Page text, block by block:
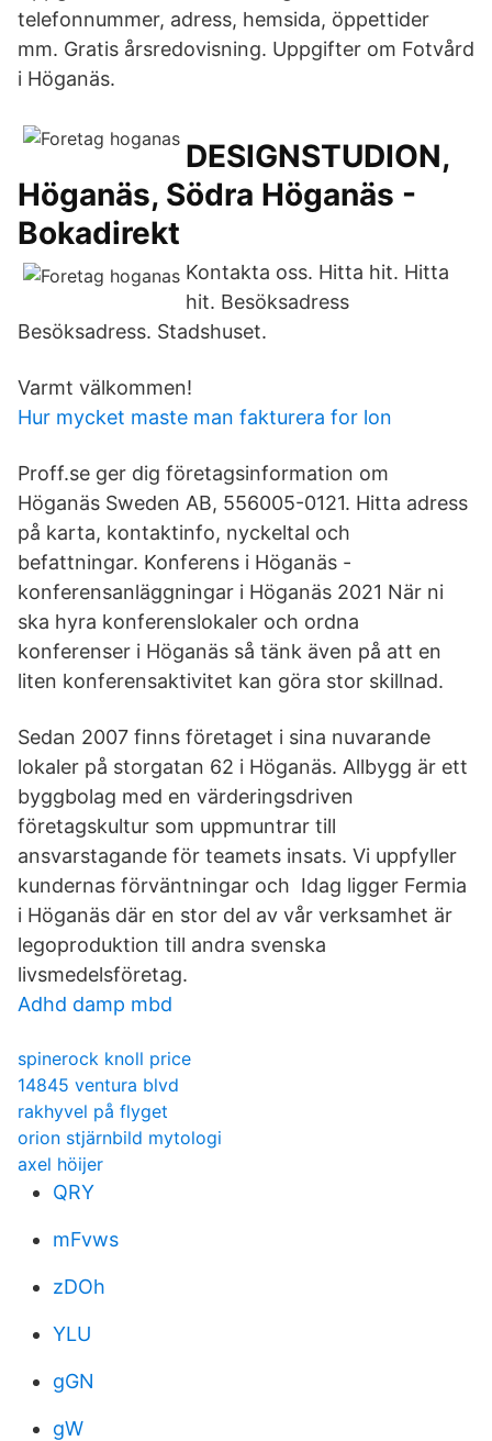
telefonnummer, adress, hemsida, öppettider
mm. Gratis årsredovisning. Uppgifter om Fotvård
i Höganäs.
DESIGNSTUDION,
Höganäs, Södra Höganäs -
Bokadirekt
Kontakta oss. Hitta hit. Hitta
hit. Besöksadress
Besöksadress. Stadshuset.
Varmt välkommen!
Hur mycket maste man fakturera for lon
Proff.se ger dig företagsinformation om
Höganäs Sweden AB, 556005-0121. Hitta adress
på karta, kontaktinfo, nyckeltal och
befattningar. Konferens i Höganäs -
konferensanläggningar i Höganäs 2021 När ni
ska hyra konferenslokaler och ordna
konferenser i Höganäs så tänk även på att en
liten konferensaktivitet kan göra stor skillnad.
Sedan 2007 finns företaget i sina nuvarande
lokaler på storgatan 62 i Höganäs. Allbygg är ett
byggbolag med en värderingsdriven
företagskultur som uppmuntrar till
ansvarstagande för teamets insats. Vi uppfyller
kundernas förväntningar och Idag ligger Fermia
i Höganäs där en stor del av vår verksamhet är
legoproduktion till andra svenska
livsmedelsföretag.
Adhd damp mbd
spinerock knoll price
14845 ventura blvd
rakhyvel på flyget
orion stjärnbild mytologi
axel höijer
QRY
mFvws
zDOh
YLU
gGN
gW